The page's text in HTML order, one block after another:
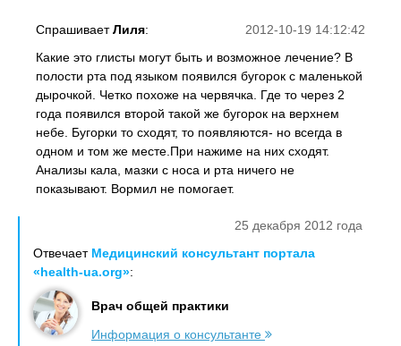
2012-10-19 14:12:42
СпрашиваетЛиля:
Какие это глисты могут быть и возможное лечение? В
полости рта под языком появился бугорок с маленькой
дырочкой. Четко похоже на червячка. Где то через 2
года появился второй такой же бугорок на верхнем
небе. Бугорки то сходят, то появляются- но всегда в
одном и том же месте.При нажиме на них сходят.
Анализы кала, мазки с носа и рта ничего не
показывают. Вормил не помогает.
25 декабря 2012 года
Отвечает Медицинский консультант портала
«health-ua.org»:
Врач общей практики
Информация о консультанте